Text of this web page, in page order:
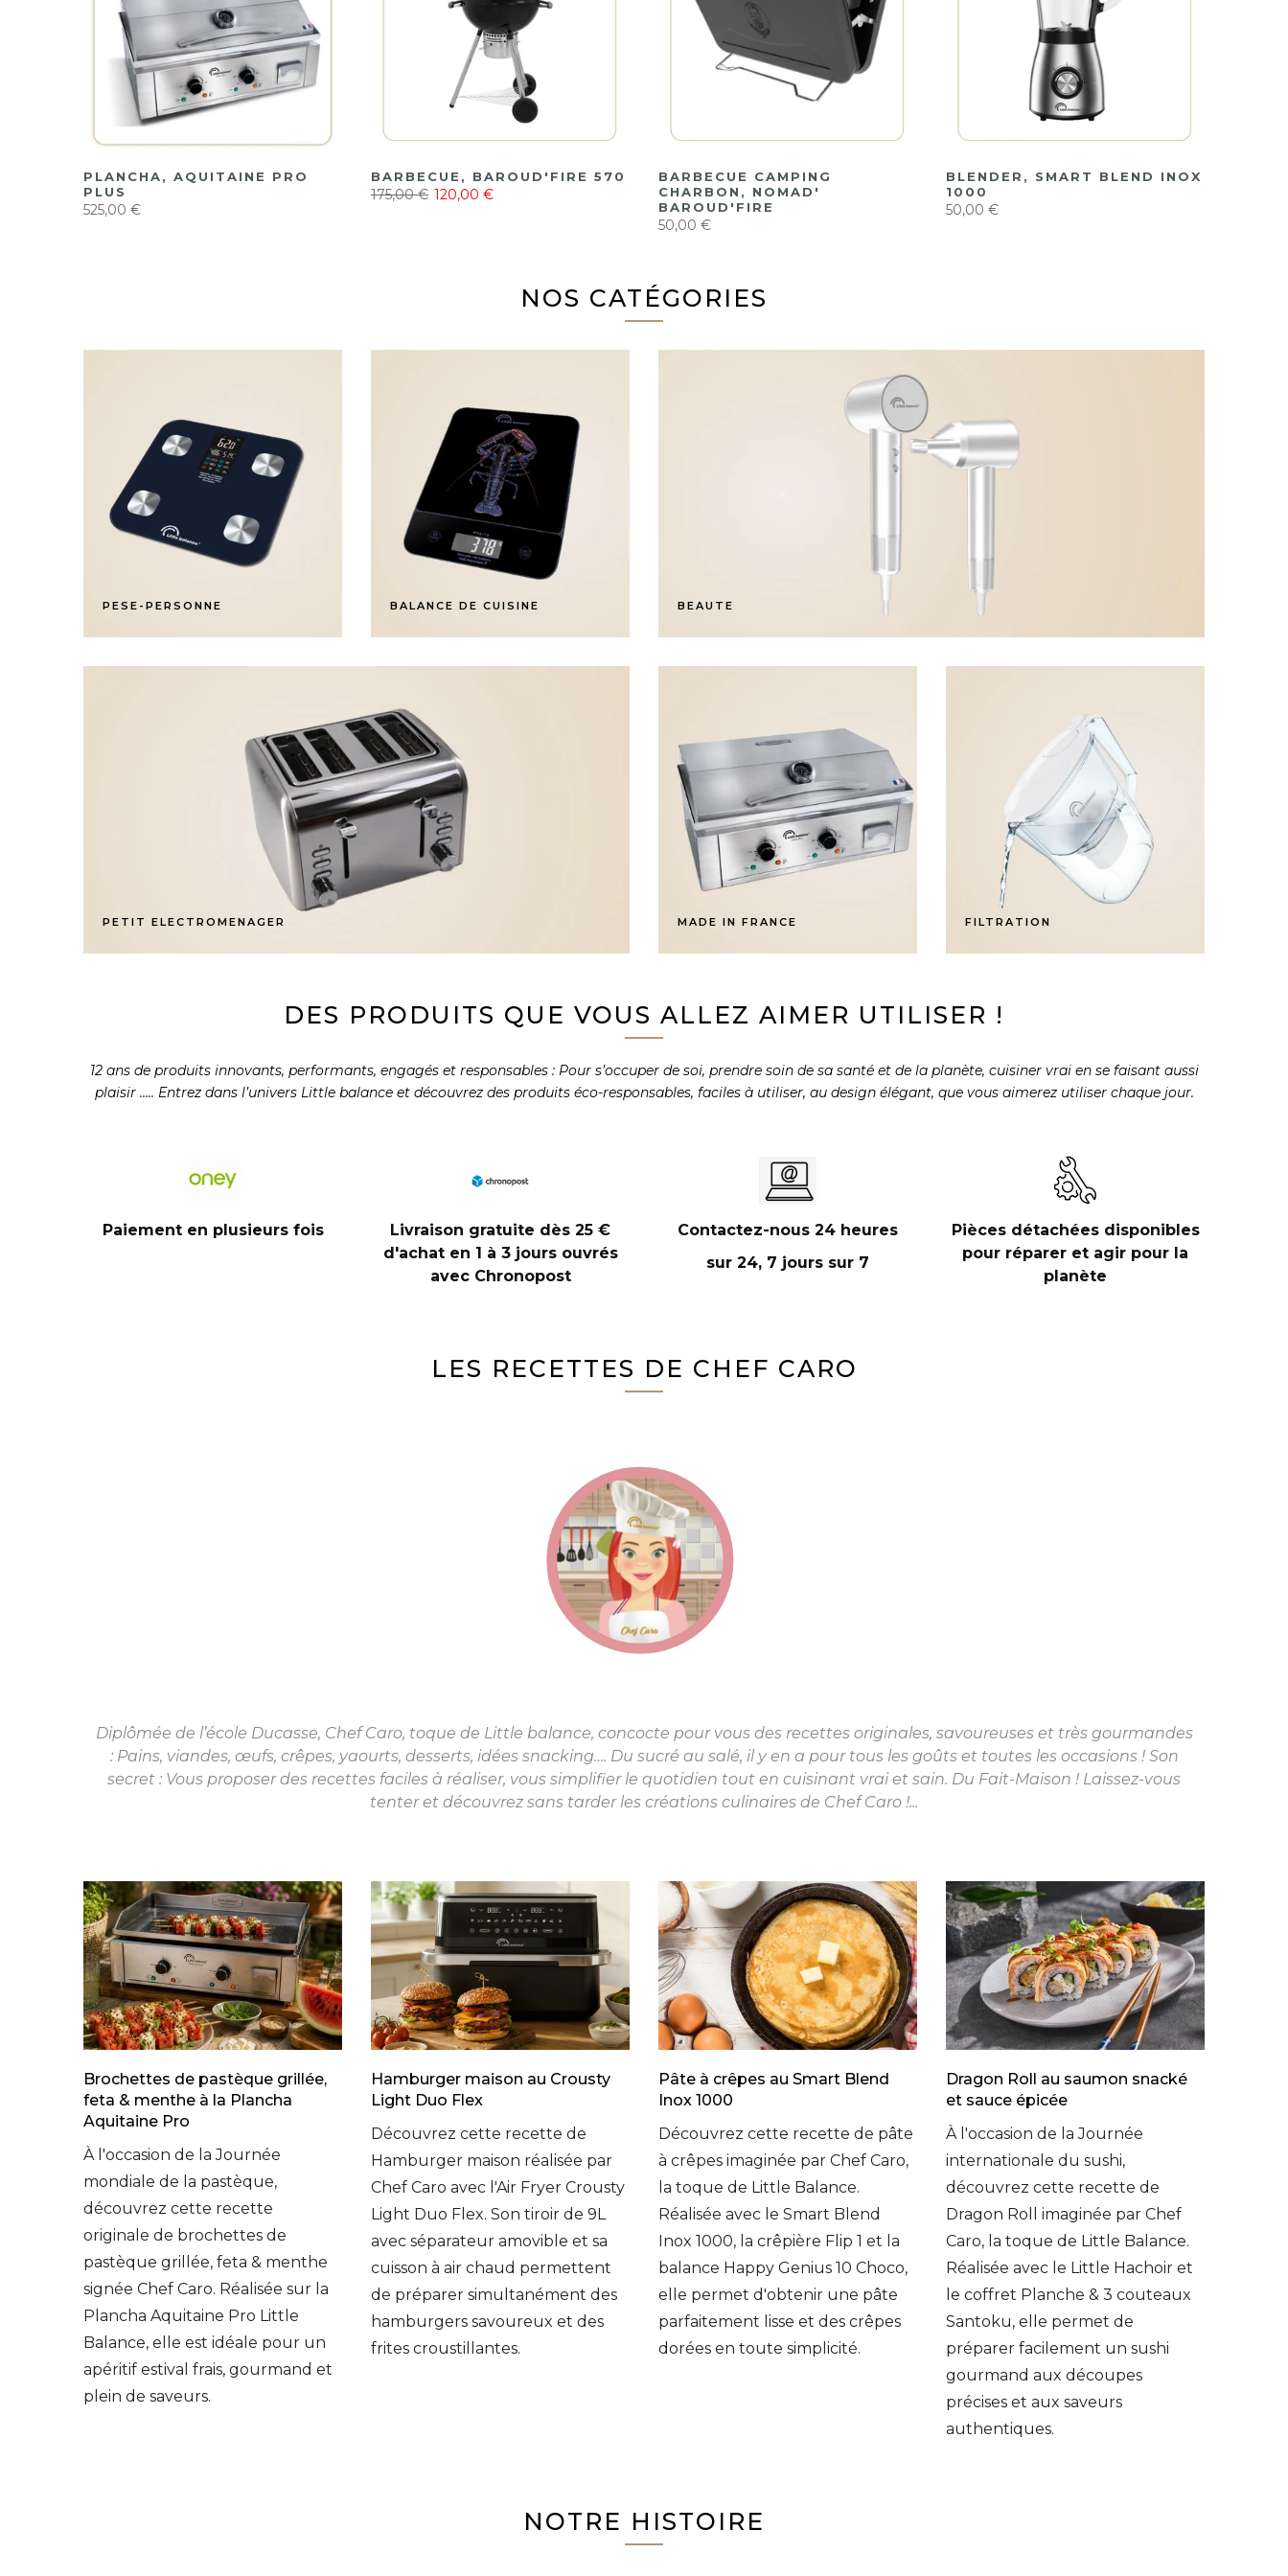
PLANCHA, AQUITAINE PRO
PLUS
525,00 €
BARBECUE, BAROUD'FIRE 570
175,00 € 120,00 €
BARBECUE CAMPING
CHARBON, NOMAD'
BAROUD'FIRE
50,00 €
BLENDER, SMART BLEND INOX
1000
50,00 €
NOS CATÉGORIES
PESE-PERSONNE BALANCE DE CUISINE
PETIT ELECTROMENAGER
BEAUTE
MADE IN FRANCE FILTRATION
DES PRODUITS QUE VOUS ALLEZ AIMER UTILISER !
12 ans de produits innovants, performants, engagés et responsables : Pour s’occuper de soi, prendre soin de sa santé et de la planète, cuisiner vrai en se faisant aussi
plaisir ….. Entrez dans l’univers Little balance et découvrez des produits éco-responsables, faciles à utiliser, au design élégant, que vous aimerez utiliser chaque jour.
Paiement en plusieurs fois
Livraison gratuite dès 25 €
d'achat en 1 à 3 jours ouvrés
avec Chronopost
Contactez-nous 24 heures
sur 24, 7 jours sur 7
Pièces détachées disponibles
pour réparer et agir pour la
planète
LES RECETTES DE CHEF CARO
Diplômée de l’école Ducasse, Chef Caro, toque de Little balance, concocte pour vous des recettes originales, savoureuses et très gourmandes
: Pains, viandes, œufs, crêpes, yaourts, desserts, idées snacking…. Du sucré au salé, il y en a pour tous les goûts et toutes les occasions ! Son
secret : Vous proposer des recettes faciles à réaliser, vous simplifier le quotidien tout en cuisinant vrai et sain. Du Fait-Maison ! Laissez-vous
tenter et découvrez sans tarder les créations culinaires de Chef Caro !...
Brochettes de pastèque grillée,
feta & menthe à la Plancha
Aquitaine Pro
À l'occasion de la Journée
mondiale de la pastèque,
découvrez cette recette
originale de brochettes de
pastèque grillée, feta & menthe
signée Chef Caro. Réalisée sur la
Plancha Aquitaine Pro Little
Balance, elle est idéale pour un
apéritif estival frais, gourmand et
plein de saveurs.
Hamburger maison au Crousty
Light Duo Flex
Découvrez cette recette de
Hamburger maison réalisée par
Chef Caro avec l'Air Fryer Crousty
Light Duo Flex. Son tiroir de 9L
avec séparateur amovible et sa
cuisson à air chaud permettent
de préparer simultanément des
hamburgers savoureux et des
frites croustillantes.
Pâte à crêpes au Smart Blend
Inox 1000
Découvrez cette recette de pâte
à crêpes imaginée par Chef Caro,
la toque de Little Balance.
Réalisée avec le Smart Blend
Inox 1000, la crêpière Flip 1 et la
balance Happy Genius 10 Choco,
elle permet d'obtenir une pâte
parfaitement lisse et des crêpes
dorées en toute simplicité.
Dragon Roll au saumon snacké
et sauce épicée
À l'occasion de la Journée
internationale du sushi,
découvrez cette recette de
Dragon Roll imaginée par Chef
Caro, la toque de Little Balance.
Réalisée avec le Little Hachoir et
le coffret Planche & 3 couteaux
Santoku, elle permet de
préparer facilement un sushi
gourmand aux découpes
précises et aux saveurs
authentiques.
NOTRE HISTOIRE